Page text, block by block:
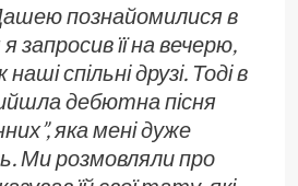
познайомилися в
запросив її на вечерю,
спільні друзі. Тоді в
дебютна пісня
яка мені дуже
Ми розмовляли про